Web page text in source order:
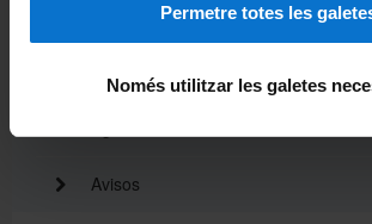
Permetre totes les
Només utilitzar les galetes
Notícies
Avisos